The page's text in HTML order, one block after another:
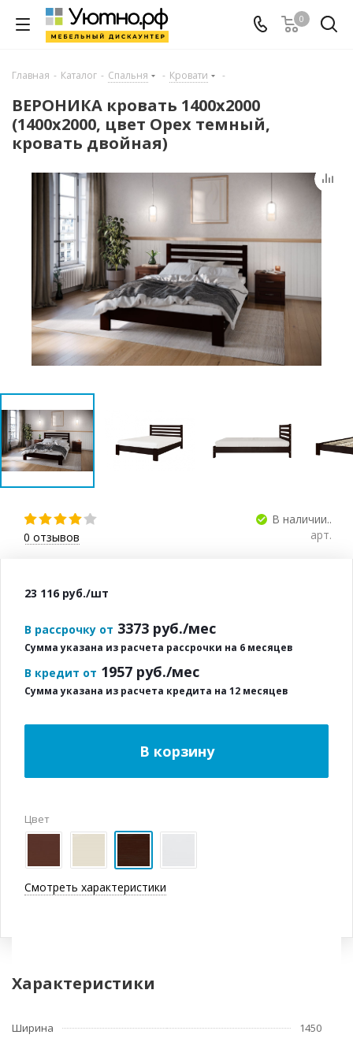
0
Главная - Каталог - Спальня - Кровати -
ВЕРОНИКА кровать 1400х2000
(1400х2000, цвет Орех темный,
кровать двойная)
0 отзывов
В наличии..
арт.
23 116 руб./шт
В рассрочку от 3373 руб./мес
Сумма указана из расчета рассрочки на 6 месяцев
В кредит от 1957 руб./мес
Сумма указана из расчета кредита на 12 месяцев
Цвет
Смотреть характеристики
В корзину
Характеристики
Ширина
1450